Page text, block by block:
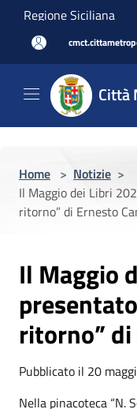
Salta al contenuto
Regione Siciliana
Città
Home > Notizie >
Il Maggio dei Libri
ritorno” di Ernesto
Il Maggio
ritorno”
Pubblicato il 20
Nella pinacoteca “N.